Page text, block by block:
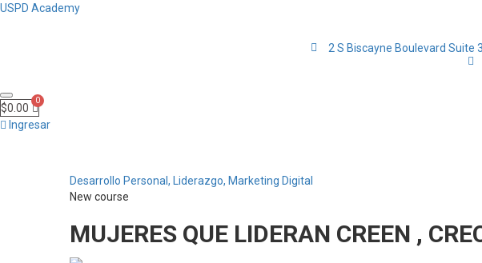
USPD Academy
2 S Biscayne Boulevard Suite
$0.00
Ingresar
Desarrollo Personal, Liderazgo, Marketing Digital
New course
MUJERES QUE LIDERAN CREEN ,